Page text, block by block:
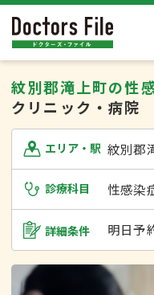
紋別郡滝上町の性
クリニック・病院
エリア・駅 紋別郡
診療科目 性感染
詳細条件 明日予